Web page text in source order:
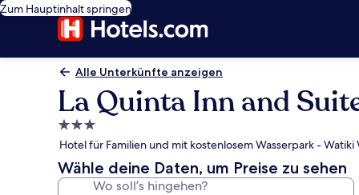
Zum Hauptinhalt springen
Alle Unterkünfte anzeigen
La Quinta Inn and
3.0-
Sterne-
Unterkunft
Hotel für Familien und mit kostenlosem Wasserpark - Watiki
Wähle deine Daten, um Preise zu sehen
Wo soll’s hingehen?